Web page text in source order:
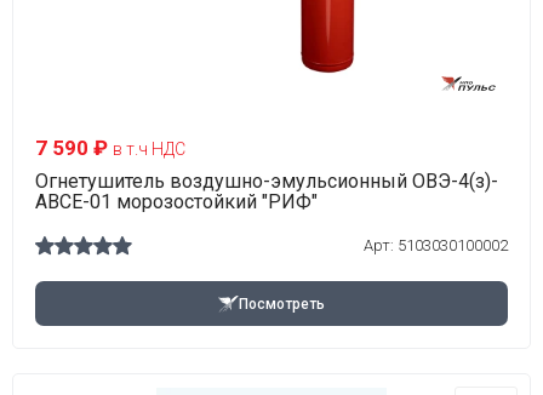
7 590 ₽ в т.ч НДС
Огнетушитель воздушно-эмульсионный ОВЭ-4(з)-
АВСЕ-01 морозостойкий "РИФ"
Арт: 5103030100002
Посмотреть